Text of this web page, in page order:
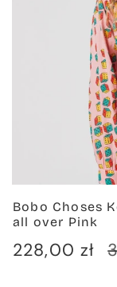
Bobo Choses
all over Pink
Cena
228,00 zł